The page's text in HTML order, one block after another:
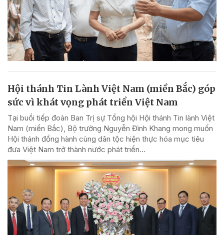
Hội thánh Tin Lành Việt Nam (miền Bắc) góp
sức vì khát vọng phát triển Việt Nam
Tại buổi tiếp đoàn Ban Trị sự Tổng hội Hội thánh Tin lành Việt
Nam (miền Bắc), Bộ trưởng Nguyễn Đình Khang mong muốn
Hội thánh đồng hành cùng dân tộc hiện thực hóa mục tiêu
đưa Việt Nam trở thành nước phát triển...